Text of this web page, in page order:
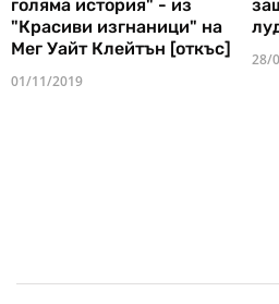
голяма история" - из
"Красиви изгнаници" на
Мег Уайт Клейтън [откъс]
01/11/2019
28/